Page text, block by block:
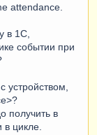
attendance.
в 1С,
событии при
устройством,
получить в
цикле.